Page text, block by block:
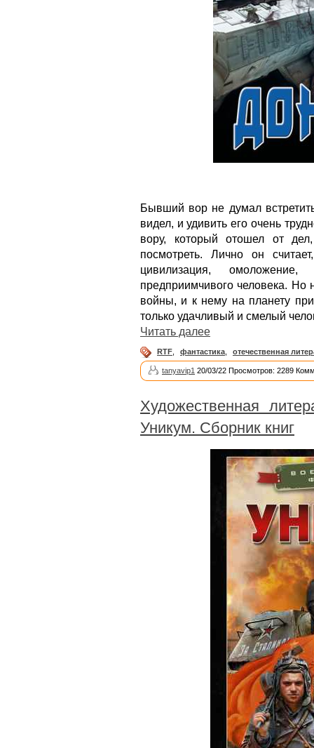
Бывший вор не думал
видел, и удивить его очень
вору, который отошел от
посмотреть. Лично он
цивилизация,
предприимчивого человека.
войны, и к нему на планету
только удачливый и смелый
Читать далее
RTF фантастика отечественная
tanyavip1 20/03/22 Просмотров: 2289
Художественная
Уникум. Сборник книг